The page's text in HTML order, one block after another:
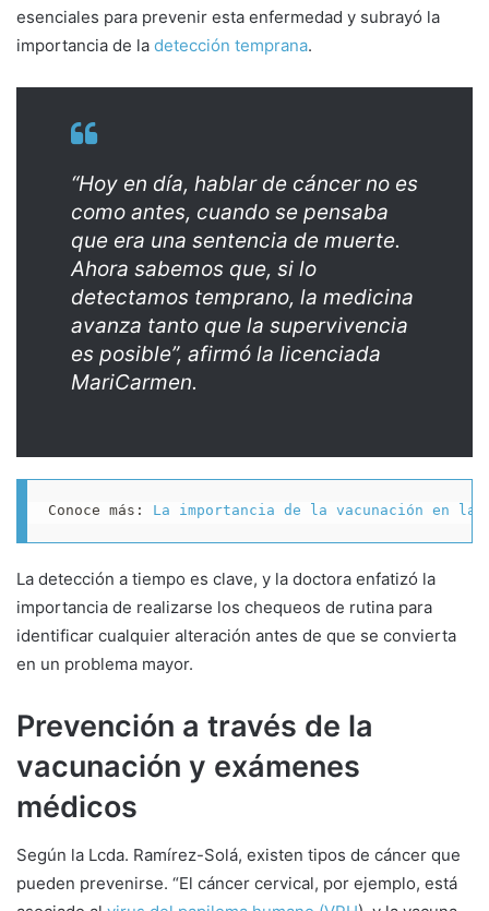
esenciales para prevenir esta enfermedad y subrayó la
importancia de la detección temprana.
“Hoy en día, hablar de cáncer no es
como antes, cuando se pensaba
que era una sentencia de muerte.
Ahora sabemos que, si lo
detectamos temprano, la medicina
avanza tanto que la supervivencia
es posible”, afirmó la licenciada
MariCarmen.
Conoce más: La importancia de la vacunación en la
La detección a tiempo es clave, y la doctora enfatizó la
importancia de realizarse los chequeos de rutina para
identificar cualquier alteración antes de que se convierta
en un problema mayor.
Prevención a través de la
vacunación y exámenes
médicos
Según la Lcda. Ramírez-Solá, existen tipos de cáncer que
pueden prevenirse. “El cáncer cervical, por ejemplo, está